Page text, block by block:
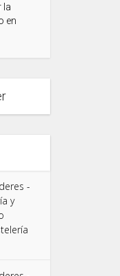
la
en
-
y